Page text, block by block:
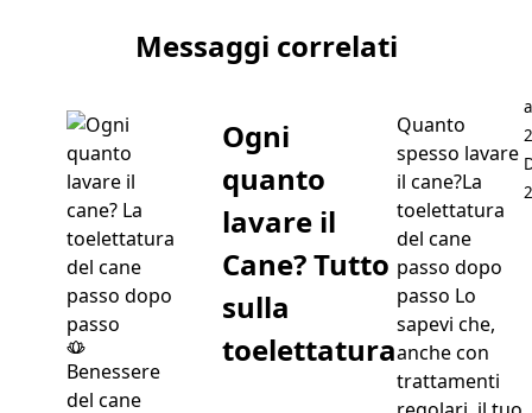
Messaggi correlati
Benessere
del cane
Ogni
quanto
lavare il
Cane? Tutto
sulla
toelettatura
Quanto
spesso lavare
il cane?La
toelettatura
del cane
passo dopo
passo Lo
sapevi che,
anche con
trattamenti